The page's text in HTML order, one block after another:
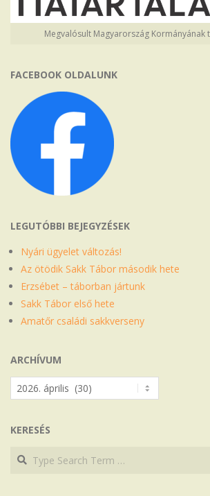
Megvalósult Magyarország Kormányának
FACEBOOK OLDALUNK
LEGUTÓBBI BEJEGYZÉSEK
Nyári ügyelet változás!
Az ötödik Sakk Tábor második hete
Erzsébet – táborban jártunk
Sakk Tábor első hete
Amatőr családi sakkverseny
ARCHÍVUM
Archívum
KERESÉS
Search
Search